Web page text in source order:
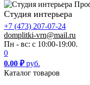
Студия интерьера
+7 (473) 207-07-24
domplitki-vrn@mail.ru
Пн - вс: с 10:00-19:00.
0
0.00 ₽руб.
Каталог товаров